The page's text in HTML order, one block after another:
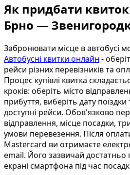
Як придбати
Брно —
Забронювати місце в автобусі
Автобусні квитки онлайн -
рейси різних перевізників та
Процес купівлі квитка
кроків: оберіть місто
прибуття, виберіть дату
доступні рейси. Обов'язково
відправлення, місце посадки,
умови перевезення. Після
Mastercard ви отримаєте
email. Його зазвичай достатньо
екрані смартфона під час